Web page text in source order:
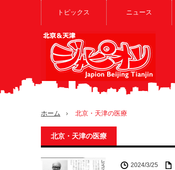
トピックス ニュース
ホーム 北京・天津の医療
北京・天津の医療
2024/3/25